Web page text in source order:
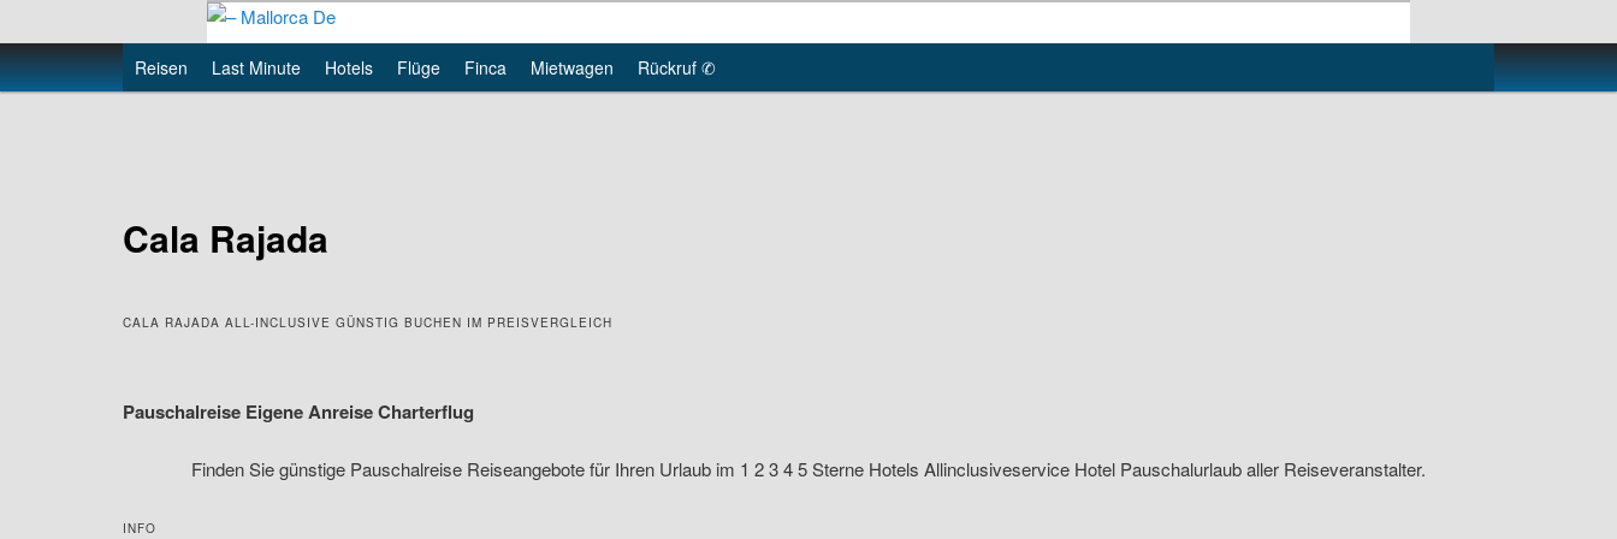
to
primary
content
– Mallorca De
Main
menu
Reisen Last Minute Hotels Flüge Finca Mietwagen Rückruf ✆
Cala Rajada
CALA RAJADA ALL-INCLUSIVE GÜNSTIG BUCHEN IM PREISVERGLEICH
Pauschalreise Eigene Anreise Charterflug
Finden Sie günstige Pauschalreise Reiseangebote für Ihren Urlaub im 1 2 3 4 5 Sterne Hotels Allinclusiveservice Hotel Pauschalurlaub aller Reiseveranstalter.
INFO